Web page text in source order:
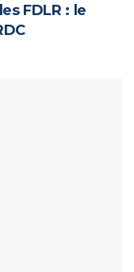
FDLR : le